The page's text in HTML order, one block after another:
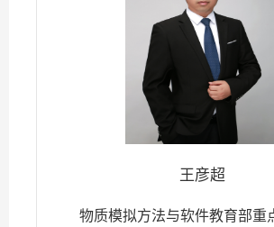
王彦超
物质模拟方法与软件教育部重